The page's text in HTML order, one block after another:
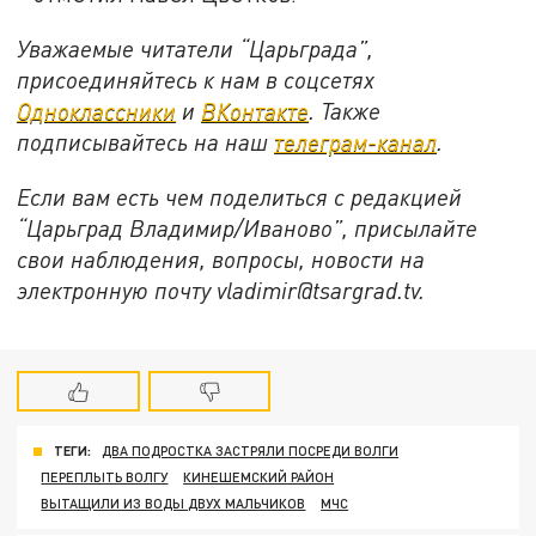
Уважаемые читатели “Царьграда”,
присоединяйтесь к нам в соцсетях
Одноклассники и ВКонтакте. Также
подписывайтесь на наш телеграм-канал.
Если вам есть чем поделиться с редакцией
“Царьград Владимир/Иваново”, присылайте
свои наблюдения, вопросы, новости на
электронную почту vladimir@tsargrad.tv.
ТЕГИ:
ДВА ПОДРОСТКА ЗАСТРЯЛИ ПОСРЕДИ ВОЛГИ
ПЕРЕПЛЫТЬ ВОЛГУ
КИНЕШЕМСКИЙ РАЙОН
ВЫТАЩИЛИ ИЗ ВОДЫ ДВУХ МАЛЬЧИКОВ
МЧС